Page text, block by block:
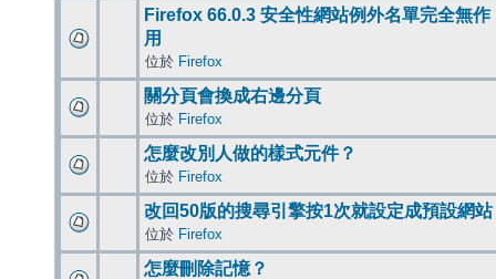
Firefox 66.0.3 安全性網站例外名單完全無作
用
位於 Firefox
關分頁會換成右邊分頁
位於 Firefox
怎麼改別人做的樣式元件？
位於 Firefox
改回50版的搜尋引擎按1次就設定成預設網站
位於 Firefox
怎麼刪除記憶？